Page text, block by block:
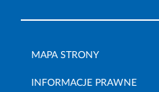
MAPA STRONY
INFORMACJE PRAWNE